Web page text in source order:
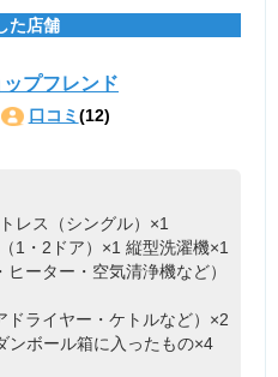
た店舗
プフレンド
口コミ (12)
レス（シングル）×1
1・2ドア）×1 縦型洗濯機×1
ーター・空気清浄機など）
ライヤー・ケトルなど）×2
ンボール箱に入ったもの×4